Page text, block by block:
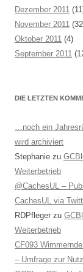
Dezember 2011
November 2011
Oktober 2011 (4)
September 2011
DIE LETZTEN
…noch ein
wird archiviert
Stephanie zu
Weiterbetrieb
@CachesUL –
CachesUL via
RDPfleger zu
Weiterbetrieb
CF093
– Umfrage zur